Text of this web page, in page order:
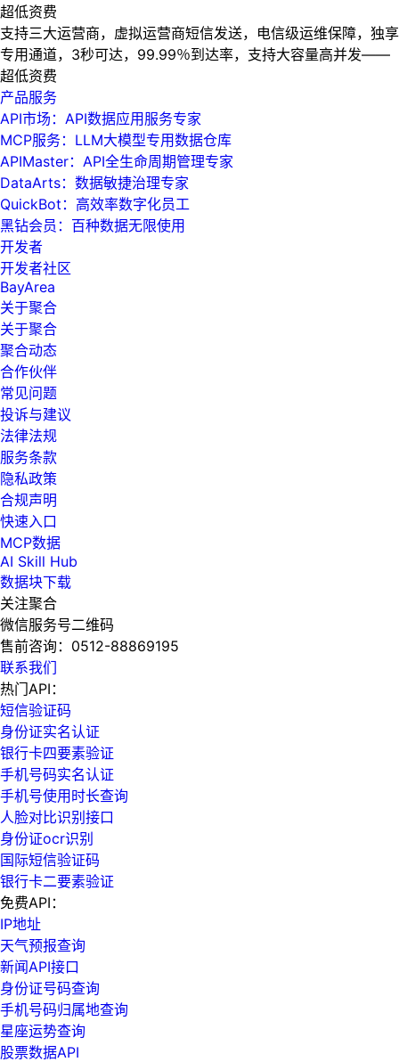
超低资费
支持三大运营商，虚拟运营商短信发送，电信级运维保障，独享
专用通道，3秒可达，99.99％到达率，支持大容量高并发——
超低资费
产品服务
API市场：API数据应用服务专家
MCP服务：LLM大模型专用数据仓库
APIMaster：API全生命周期管理专家
DataArts：数据敏捷治理专家
QuickBot：高效率数字化员工
黑钻会员：百种数据无限使用
开发者
开发者社区
BayArea
关于聚合
关于聚合
聚合动态
合作伙伴
常见问题
投诉与建议
法律法规
服务条款
隐私政策
合规声明
快速入口
MCP数据
AI Skill Hub
数据块下载
关注聚合
微信服务号二维码
售前咨询： 0512-88869195
联系我们
热门API：
短信验证码
身份证实名认证
银行卡四要素验证
手机号码实名认证
手机号使用时长查询
人脸对比识别接口
身份证ocr识别
国际短信验证码
银行卡二要素验证
免费API：
IP地址
天气预报查询
新闻API接口
身份证号码查询
手机号码归属地查询
星座运势查询
股票数据API